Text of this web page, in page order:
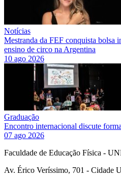
Notícias
Mestranda da FEF conquista bolsa
ensino de circo na Argentina
10 ago 2026
Graduação
Encontro internacional discute
07 ago 2026
Faculdade de Educação Física -
Av. Érico Veríssimo, 701 - Cidade